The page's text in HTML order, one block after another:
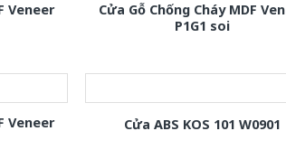
Veneer
Cửa Gỗ Chống Cháy MDF
P1G1 soi
Veneer
Cửa ABS KOS 101 W0901